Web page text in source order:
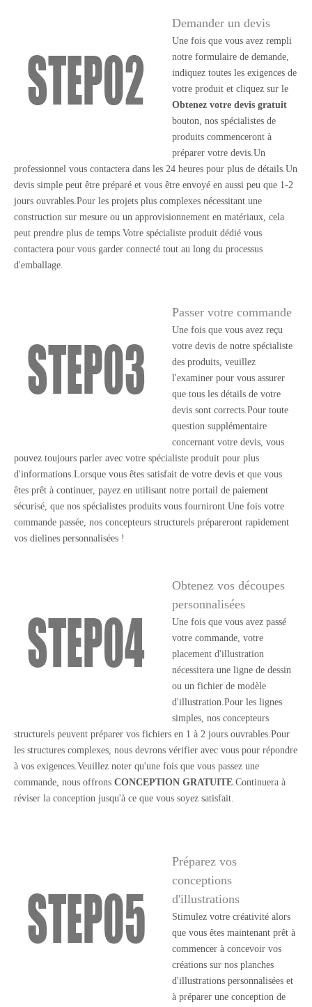
Demander un devis
Une fois que vous avez rempli
notre formulaire de demande,
indiquez toutes les exigences de
votre produit et cliquez sur le
Obtenez votre devis gratuit
bouton, nos spécialistes de
produits commenceront à
préparer votre devis.Un
professionnel vous contactera dans les 24 heures pour plus de détails.Un
devis simple peut être préparé et vous être envoyé en aussi peu que 1-2
jours ouvrables.Pour les projets plus complexes nécessitant une
construction sur mesure ou un approvisionnement en matériaux, cela
peut prendre plus de temps.Votre spécialiste produit dédié vous
contactera pour vous garder connecté tout au long du processus
d'emballage.
Passer votre commande
Une fois que vous avez reçu
votre devis de notre spécialiste
des produits, veuillez
l'examiner pour vous assurer
que tous les détails de votre
devis sont corrects.Pour toute
question supplémentaire
concernant votre devis, vous
pouvez toujours parler avec votre spécialiste produit pour plus
d'informations.Lorsque vous êtes satisfait de votre devis et que vous
êtes prêt à continuer, payez en utilisant notre portail de paiement
sécurisé, que nos spécialistes produits vous fourniront.Une fois votre
commande passée, nos concepteurs structurels prépareront rapidement
vos dielines personnalisées !
Obtenez vos découpes
personnalisées
Une fois que vous avez passé
votre commande, votre
placement d'illustration
nécessitera une ligne de dessin
ou un fichier de modèle
d'illustration.Pour les lignes
simples, nos concepteurs
structurels peuvent préparer vos fichiers en 1 à 2 jours ouvrables.Pour
les structures complexes, nous devrons vérifier avec vous pour répondre
à vos exigences.Veuillez noter qu'une fois que vous passez une
commande, nous offrons CONCEPTION GRATUITE.Continuera à
réviser la conception jusqu'à ce que vous soyez satisfait.
Préparez vos
conceptions
d'illustrations
Stimulez votre créativité alors
que vous êtes maintenant prêt à
commencer à concevoir vos
créations sur nos planches
d'illustrations personnalisées et
à préparer une conception de